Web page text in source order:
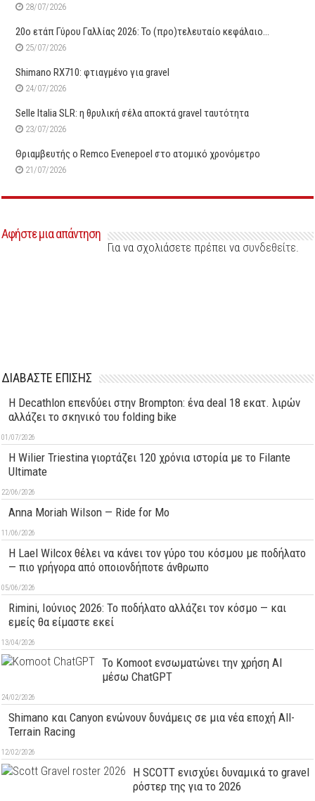
28/07/2026
20ο ετάπ Γύρου Γαλλίας 2026: Το (προ)τελευταίο κεφάλαιο…
25/07/2026
Shimano RX710: φτιαγμένο για gravel
24/07/2026
Selle Italia SLR: η θρυλική σέλα αποκτά gravel ταυτότητα
23/07/2026
Θριαμβευτής ο Remco Evenepoel στο ατομικό χρονόμετρο
21/07/2026
Αφήστε μια απάντηση
Για να σχολιάσετε πρέπει να συνδεθείτε
ΔΙΑΒΑΣΤΕ ΕΠΙΣΗΣ
Η Decathlon επενδύει στην Brompton: ένα deal 18 εκατ. λιρών
αλλάζει το σκηνικό του folding bike
01/07/2026
H Wilier Triestina γιορτάζει 120 χρόνια ιστορία με το Filante
Ultimate
22/06/2026
Anna Moriah Wilson — Ride for Mo
11/06/2026
Η Lael Wilcox θέλει να κάνει τον γύρο του κόσμου με ποδήλατο
— πιο γρήγορα από οποιονδήποτε άνθρωπο
05/06/2026
Rimini, Ιούνιος 2026: Το ποδήλατο αλλάζει τον κόσμο — και
εμείς θα είμαστε εκεί
13/04/2026
Το Komoot ενσωματώνει την χρήση AI
μέσω ChatGPT
24/02/2026
Shimano και Canyon ενώνουν δυνάμεις σε μια νέα εποχή All-
Terrain Racing
12/02/2026
Η SCOTT ενισχύει δυναμικά το gravel
ρόστερ της για το 2026